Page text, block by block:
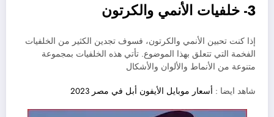
3- خلفيات الأنمي والكرتون
إذا كنت تحبين الأنمي والكرتون، فسوف تجدين الكثير من الخلفيات
الفخمة التي تتعلق بهذا الموضوع. تأتي هذه الخلفيات بمجموعة
متنوعة من الأنماط والألوان والأشكال
شاهد ايضا : أسعار موبايل الأيفون أبل في مصر 2023